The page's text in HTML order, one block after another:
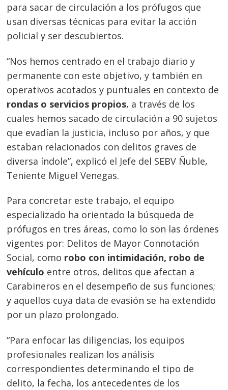
para sacar de circulación a los prófugos que
usan diversas técnicas para evitar la acción
policial y ser descubiertos.
“Nos hemos centrado en el trabajo diario y
permanente con este objetivo, y también en
operativos acotados y puntuales en contexto de
rondas o servicios propios, a través de los
cuales hemos sacado de circulación a 90 sujetos
que evadían la justicia, incluso por años, y que
estaban relacionados con delitos graves de
diversa índole”, explicó el Jefe del SEBV Ñuble,
Teniente Miguel Venegas.
Para concretar este trabajo, el equipo
especializado ha orientado la búsqueda de
prófugos en tres áreas, como lo son las órdenes
vigentes por: Delitos de Mayor Connotación
Social, como robo con intimidación, robo de
vehículo entre otros, delitos que afectan a
Carabineros en el desempeño de sus funciones;
y aquellos cuya data de evasión se ha extendido
por un plazo prolongado.
“Para enfocar las diligencias, los equipos
profesionales realizan los análisis
correspondientes determinando el tipo de
delito, la fecha, los antecedentes de los